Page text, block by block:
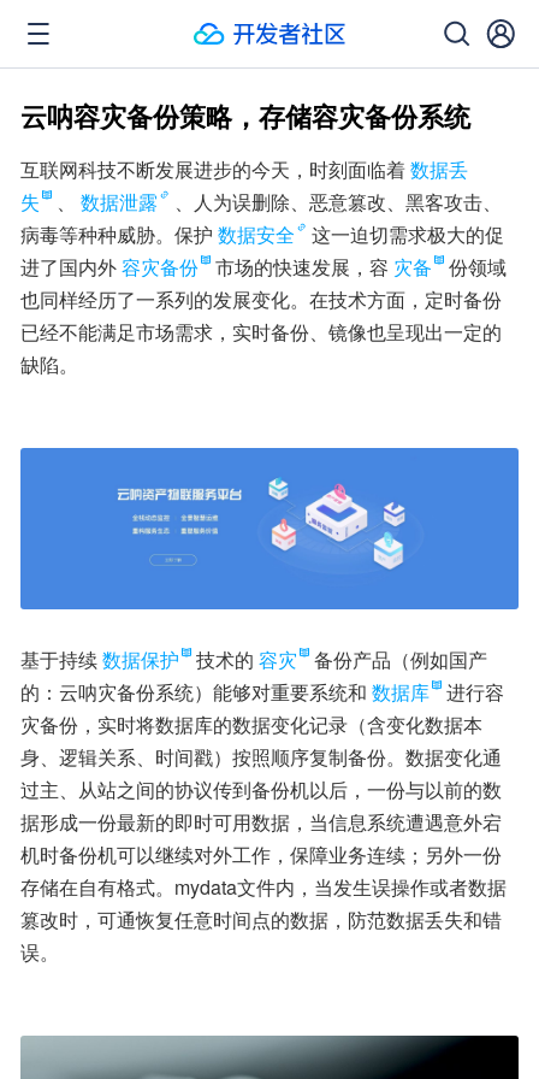
云呐容灾备份策略，存储容灾备份系统
互联网科技不断发展进步的今天，时刻面临着数据丢
失
、 数据泄露
、人为误删除、恶意篡改、黑客攻击、
病毒等种种威胁。保护 数据安全
这一迫切需求极大的促
进了国内外容灾备份 市场的快速发展，容 灾备
份领域
也同样经历了一系列的发展变化。在技术方面，定时备份
已经不能满足市场需求，实时备份、镜像也呈现出一定的
缺陷。
基于持续数据保护 技术的 容灾
备份产品（例如国产
的：云呐灾备份系统）能够对重要系统和 数据库
进行容
灾备份，实时将数据库的数据变化记录（含变化数据本
身、逻辑关系、时间戳）按照顺序复制备份。数据变化通
过主、从站之间的协议传到备份机以后，一份与以前的数
据形成一份最新的即时可用数据，当信息系统遭遇意外宕
机时备份机可以继续对外工作，保障业务连续；另外一份
存储在自有格式。mydata文件内，当发生误操作或者数据
篡改时，可通恢复任意时间点的数据，防范数据丢失和错
误。